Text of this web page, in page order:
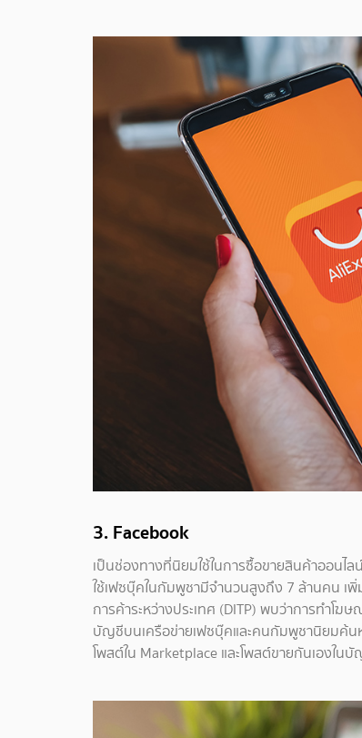
3. Facebook
เป็นช่องทางที่นิยมใช้ในการซื้อขายสินค้าออน
ใช้เฟซบุ๊คในกัมพูชามีจำนวนสูงถึง 7 ล้านคน เ
การค้าระหว่างประเทศ (DITP) พบว่าการทำโ
บัญชีบนเครือข่ายเฟซบุ๊คและคนกัมพูชานิยมค้น
โพสต์ใน Marketplace และโพสต์ขายกันเองใน